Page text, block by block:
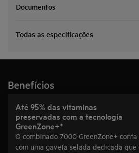
Documentos
Todas as especificações
Benefícios
Até 95% das vitaminas
preservadas com a tecnologia
GreenZone+*
O combinado 7000 GreenZone+ conta
com uma gaveta selada dedicada que